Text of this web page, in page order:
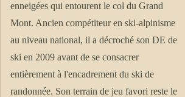
enneigées qui entourent le col du Grand
Mont. Ancien compétiteur en ski-alpinisme
au niveau national, il a décroché son DE de
ski en 2009 avant de se consacrer
entièrement à l'encadrement du ski de
randonnée. Son terrain de jeu favori reste le